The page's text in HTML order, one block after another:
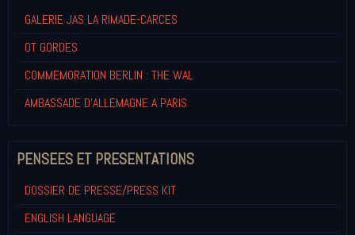
GALERIE JAS LA RIMADE-CARCES
OT GORDES
COMMEMORATION BERLIN : THE WAL
AMBASSADE D'ALLEMAGNE A PARIS
PENSEES ET PRESENTATIONS
DOSSIER DE PRESSE/PRESS KIT
ENGLISH LANGUAGE